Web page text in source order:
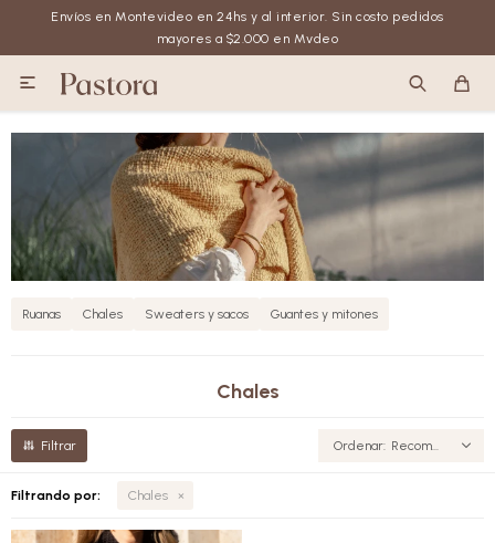
Envíos en Montevideo en 24hs y al interior. Sin costo pedidos
mayores a $2.000 en Mvdeo

Ruanas Chales Sweaters y sacos Guantes y mitones
Chales
Recomendados
Filtrando por: Chales